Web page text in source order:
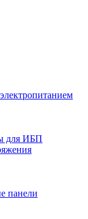
для ИБП
панели